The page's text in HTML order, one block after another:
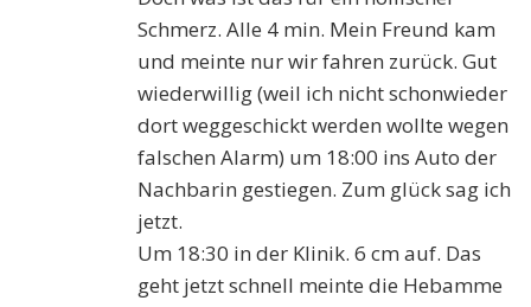
Schmerz. Alle 4 min. Mein Freund kam
und meinte nur wir fahren zurück. Gut
wiederwillig (weil ich nicht schonwieder
dort weggeschickt werden wollte wegen
falschen Alarm) um 18:00 ins Auto der
Nachbarin gestiegen. Zum glück sag ich
jetzt.
Um 18:30 in der Klinik. 6 cm auf. Das
geht jetzt schnell meinte die Hebamme